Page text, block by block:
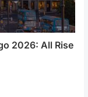
2026: All Rise